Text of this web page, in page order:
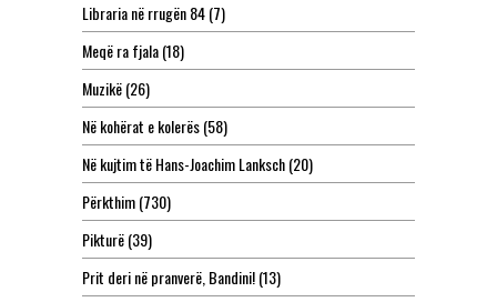
Libraria në rrugën 84(7)
Meqë ra fjala(18)
Muzikë(26)
Në kohërat e kolerës(58)
Në kujtim të Hans-Joachim Lanksch(20)
Përkthim(730)
Pikturë(39)
Prit deri në pranverë, Bandini!(13)